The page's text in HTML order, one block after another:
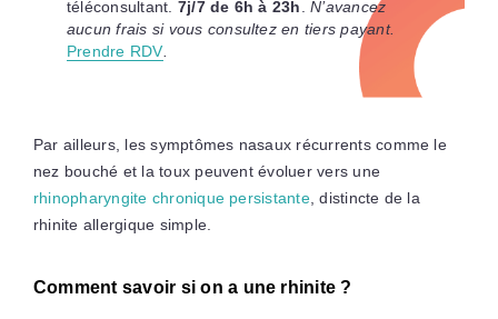
téléconsultant. 7j/7 de 6h à 23h .N’avancez
aucun frais si vous consultez en tiers payant.
Prendre RDV
Par ailleurs, les symptômes nasaux récurrents comme le
nez bouché et la toux peuvent évoluer vers une
rhinopharyngite chronique persistante, distincte de la
rhinite allergique simple.
Comment savoir si on a une rhinite ?